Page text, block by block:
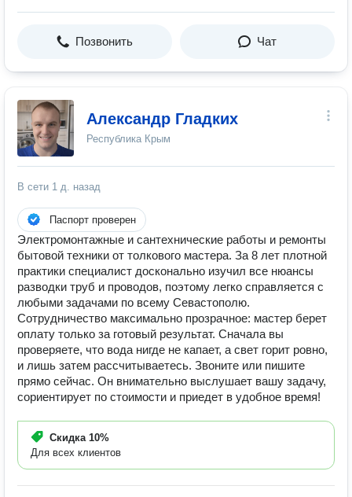
Позвонить Чат
Александр Гладких
Республика Крым
В сети 1 д. назад
Паспорт проверен
Электромонтажные и сантехнические работы и ремонты
бытовой техники от толкового мастера. За 8 лет плотной
практики специалист досконально изучил все нюансы
разводки труб и проводов, поэтому легко справляется с
любыми задачами по всему Севастополю.
Сотрудничество максимально прозрачное: мастер берет
оплату только за готовый результат. Сначала вы
проверяете, что вода нигде не капает, а свет горит ровно,
и лишь затем рассчитываетесь. Звоните или пишите
прямо сейчас. Он внимательно выслушает вашу задачу,
сориентирует по стоимости и приедет в удобное время!
Скидка 10%
Для всех клиентов